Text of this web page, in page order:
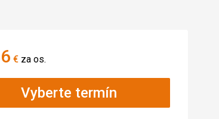
€ za os.
Vyberte termín